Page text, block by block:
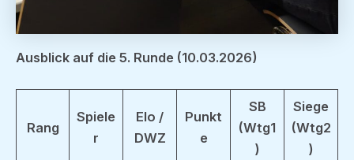
Ausblick auf die 5. Runde (10.03.2026)
Rang
Spiele
r
Elo /
DWZ
Punkt
e
SB
(Wtg1
)
Siege
(Wtg2
)